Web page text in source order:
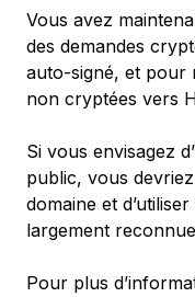
Vous avez
des demandes
auto-signé, et pour
non cryptées vers
Si vous envisagez
public, vous
domaine et
largement
Pour plus